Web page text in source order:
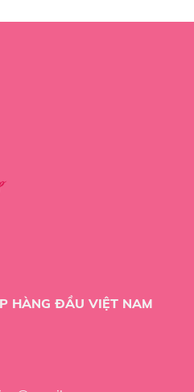
HÀNG ĐẦU VIỆT NAM